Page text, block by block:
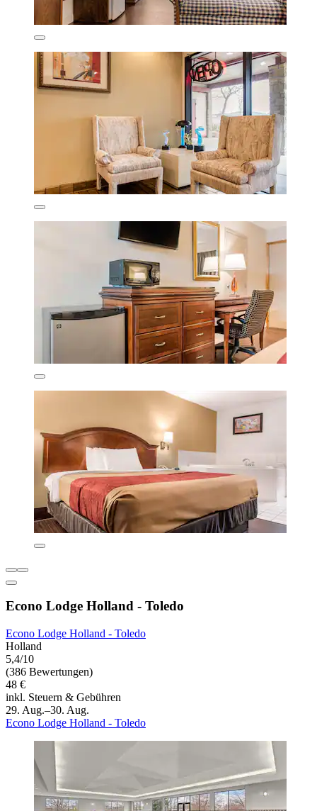
Econo Lodge Holland - Toledo
Econo Lodge Holland - Toledo
Holland
5,4/10
(386 Bewertungen)
48 €
inkl. Steuern & Gebühren
29. Aug.–30. Aug.
Econo Lodge Holland - Toledo